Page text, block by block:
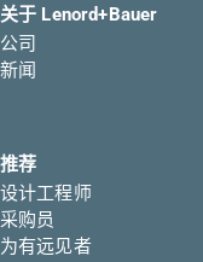
关于 Lenord+Bauer
公司
新闻
推荐
设计工程师
采购员
为有远见者